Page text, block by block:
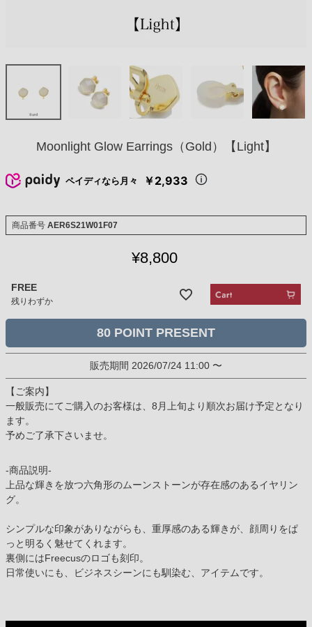
Moonlight Glow Earrings（Gold）【Light】
ペイディなら月々 ￥2,933
商品番号 AER6S21W01F07
¥8,800
FREE
残りわずか
80
販売期間 2026/07/24 11:00 〜
【ご案内】
一般販売にてご購入のお客様は、8月上旬より順次お届け予定となり
ます。
予めご了承下さいませ。
-商品説明-
上品な輝きを放つ六角形のムーンストーンが存在感のあるイヤリン
グ。
シンプルな印象がありながらも、重厚感のある輝きが、顔周りをぱ
っと明るく魅せてくれます。
裏側にはFreecusのロゴも刻印。
日常使いにも、ビジネスシーンにも馴染む、アイテムです。